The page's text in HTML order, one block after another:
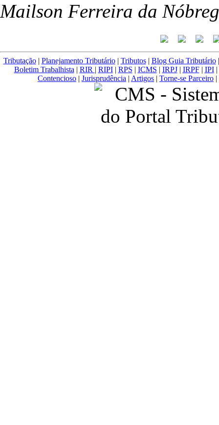
Mailson Ferreira da
Tributação| Planejamento Tributário| Tributos| Blog Guia Tributário
Boletim Trabalhista | RIR | RIPI| RPS | ICMS | IRPJ| IRPF| IPI|
Contencioso | Jurisprudência | Artigos | Torne-se Parceiro |